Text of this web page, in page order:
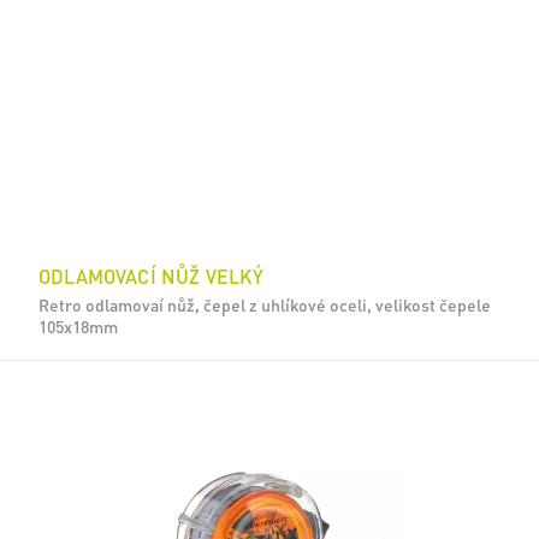
ODLAMOVACÍ NŮŽ VELKÝ
Retro odlamovaí nůž, čepel z uhlíkové oceli, velikost čepele
105x18mm